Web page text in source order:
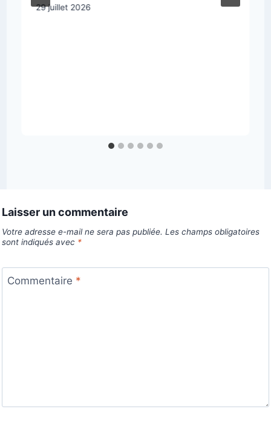
29 juillet 2026
Laisser un commentaire
Votre adresse e-mail ne sera pas publiée. Les champs obligatoires
sont indiqués avec *
Commentaire *